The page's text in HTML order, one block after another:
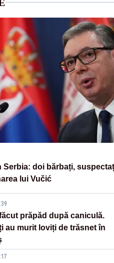
Serbia: doi bărbați,
lui Vučić
prăpăd după caniculă.
au murit loviți de trăsnet în